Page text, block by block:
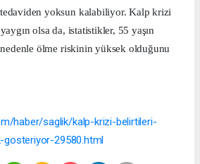
yoksun kalabiliyor. Kalp krizi
olsa da, istatistikler, 55 yaşın
nedenle ölme riskinin yüksek olduğunu
haber/saglik/kalp-krizi-belirtileri-
29580.html